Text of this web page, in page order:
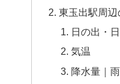
東玉出駅周辺
日の出・
気温
降水量｜